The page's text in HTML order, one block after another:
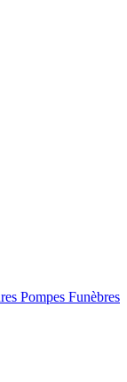
Pompes Funèbres